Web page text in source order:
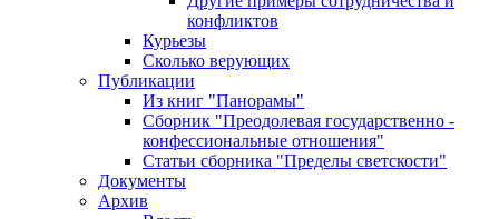
конфликтов
Курьезы
Сколько верующих
Публикации
Из книг "Панорамы"
Сборник "Преодолевая государственно -
конфессиональные отношения"
Статьи сборника "Пределы светскости"
Документы
Архив